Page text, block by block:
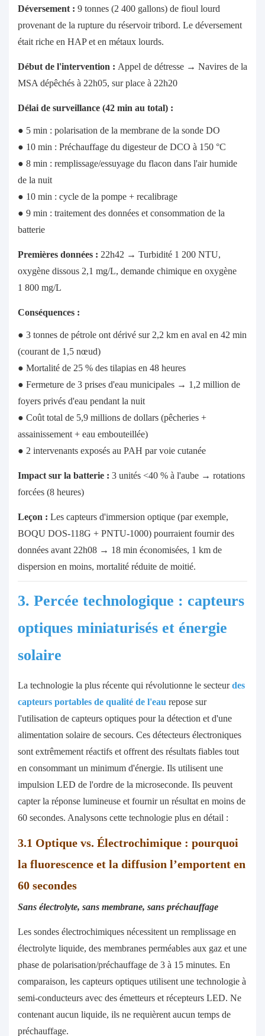
Déversement : 9 tonnes (2 400 gallons) de fioul lourd
provenant de la rupture du réservoir tribord. Le déversement
était riche en HAP et en métaux lourds.
Début de l'intervention : Appel de détresse → Navires de la
MSA dépêchés à 22h05, sur place à 22h20
Délai de surveillance (42 min au total) :
● 5 min : polarisation de la membrane de la sonde DO
● 10 min : Préchauffage du digesteur de DCO à 150 °C
● 8 min : remplissage/essuyage du flacon dans l'air humide
de la nuit
● 10 min : cycle de la pompe + recalibrage
● 9 min : traitement des données et consommation de la
batterie
Premières données : 22h42 → Turbidité 1 200 NTU,
oxygène dissous 2,1 mg/L, demande chimique en oxygène
1 800 mg/L
Conséquences :
● 3 tonnes de pétrole ont dérivé sur 2,2 km en aval en 42 min
(courant de 1,5 nœud)
● Mortalité de 25 % des tilapias en 48 heures
● Fermeture de 3 prises d'eau municipales → 1,2 million de
foyers privés d'eau pendant la nuit
● Coût total de 5,9 millions de dollars (pêcheries +
assainissement + eau embouteillée)
● 2 intervenants exposés au PAH par voie cutanée
Impact sur la batterie : 3 unités <40 % à l'aube → rotations
forcées (8 heures)
Leçon : Les capteurs d'immersion optique (par exemple,
BOQU DOS-118G + PNTU-1000) pourraient fournir des
données avant 22h08 → 18 min économisées, 1 km de
dispersion en moins, mortalité réduite de moitié.
3. Percée technologique : capteurs
optiques miniaturisés et énergie
solaire
La technologie la plus récente qui révolutionne le secteurdes
capteurs portables de qualité de l'eau repose sur
l'utilisation de capteurs optiques pour la détection et d'une
alimentation solaire de secours. Ces détecteurs électroniques
sont extrêmement réactifs et offrent des résultats fiables tout
en consommant un minimum d'énergie. Ils utilisent une
impulsion LED de l'ordre de la microseconde. Ils peuvent
capter la réponse lumineuse et fournir un résultat en moins de
60 secondes. Analysons cette technologie plus en détail :
3.1 Optique vs. Électrochimique : pourquoi
la fluorescence et la diffusion l’emportent en
60 secondes
Sans électrolyte, sans membrane, sans préchauffage
Les sondes électrochimiques nécessitent un remplissage en
électrolyte liquide, des membranes perméables aux gaz et une
phase de polarisation/préchauffage de 3 à 15 minutes. En
comparaison, les capteurs optiques utilisent une technologie à
semi-conducteurs avec des émetteurs et récepteurs LED. Ne
contenant aucun liquide, ils ne requièrent aucun temps de
préchauffage.